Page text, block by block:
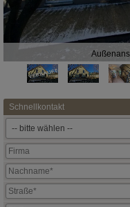
Schnellkontakt